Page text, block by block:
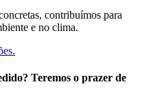
contribuímos para
e no clima.
Teremos o prazer de